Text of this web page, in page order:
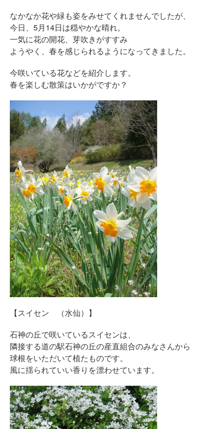
なかなか花や緑も姿をみせてくれませんでしたが、
今日、5月14日は穏やかな晴れ。
一気に花の開花、芽吹きがすすみ
ようやく、春を感じられるようになってきました。
今咲いている花などを紹介します。
春を楽しむ散策はいかがですか？
【スイセン （水仙）】
石神の丘で咲いているスイセンは、
隣接する道の駅石神の丘の産直組合のみなさんから
球根をいただいて植たものです。
風に揺られていい香りを漂わせています。